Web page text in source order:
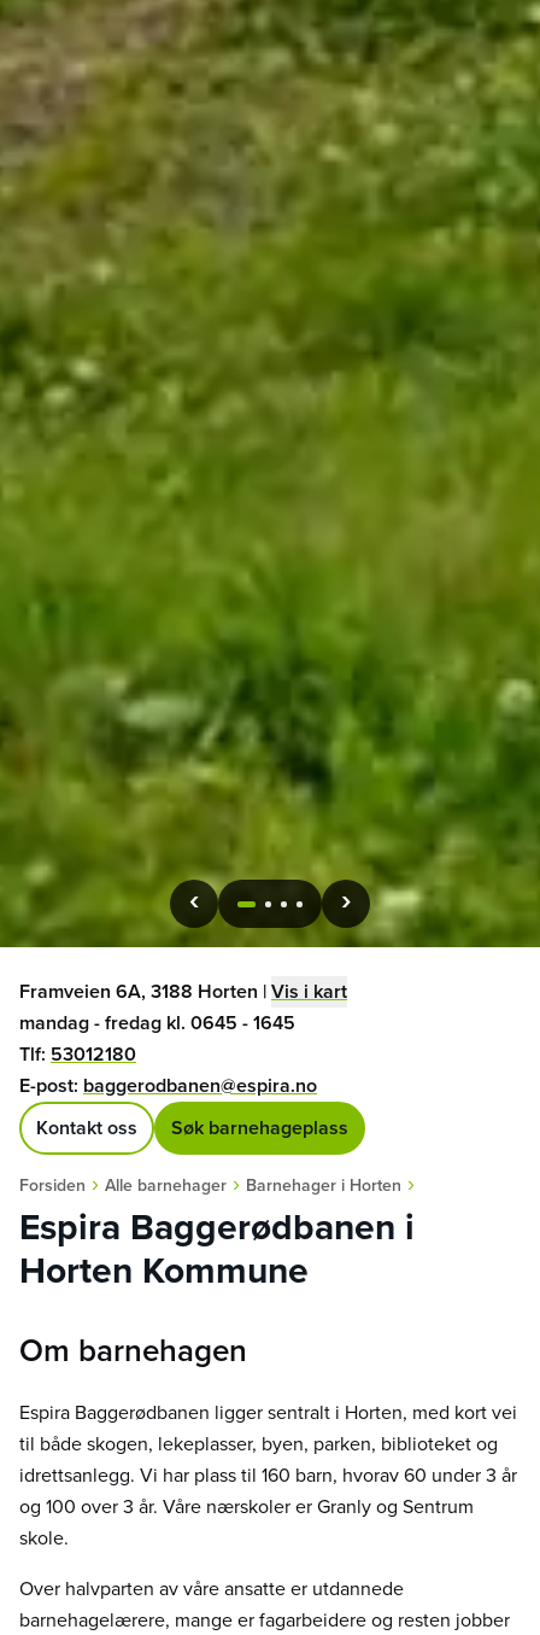
1 234
Framveien 6A, 3188 Horten |Vis i kart
mandag - fredag kl. 0645 - 1645
Tlf: 53012180
E-post: baggerodbanen@espira.no
Kontakt oss
Søk barnehageplass
Forsiden › Alle barnehager › Barnehager i Horten ›
Espira Baggerødbanen i
Horten Kommune
Om barnehagen
Espira Baggerødbanen ligger sentralt i Horten, med kort vei
til både skogen, lekeplasser, byen, parken, biblioteket og
idrettsanlegg. Vi har plass til 160 barn, hvorav 60 under 3 år
og 100 over 3 år. Våre nærskoler er Granly og Sentrum
skole.
Over halvparten av våre ansatte er utdannede
barnehagelærere, mange er fagarbeidere og resten jobber